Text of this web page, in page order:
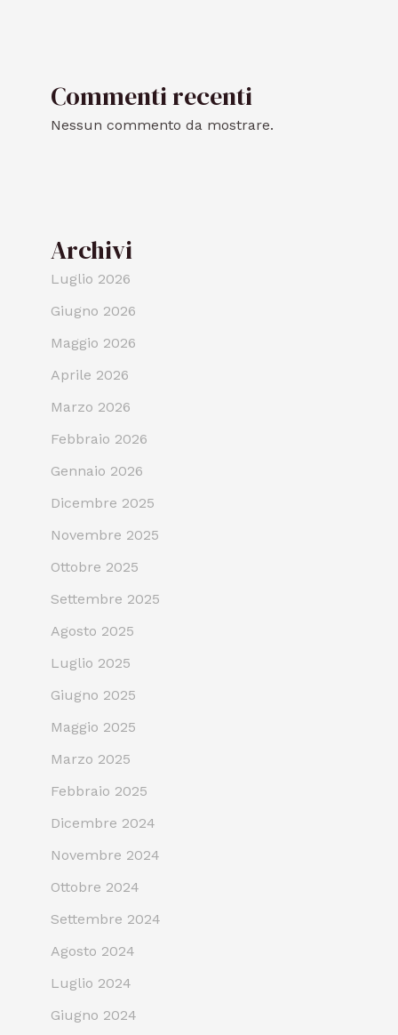
Commenti recenti
Nessun commento da mostrare.
Archivi
Luglio 2026
Giugno 2026
Maggio 2026
Aprile 2026
Marzo 2026
Febbraio 2026
Gennaio 2026
Dicembre 2025
Novembre 2025
Ottobre 2025
Settembre 2025
Agosto 2025
Luglio 2025
Giugno 2025
Maggio 2025
Marzo 2025
Febbraio 2025
Dicembre 2024
Novembre 2024
Ottobre 2024
Settembre 2024
Agosto 2024
Luglio 2024
Giugno 2024